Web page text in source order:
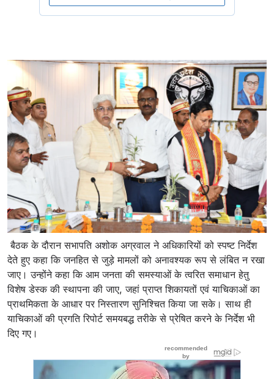
बैठक के दौरान सभापति अशोक अग्रवाल ने अधिकारियों को स्पष्ट निर्देश
देते हुए कहा कि जनहित से जुड़े मामलों को अनावश्यक रूप से लंबित न रखा
जाए। उन्होंने कहा कि आम जनता की समस्याओं के त्वरित समाधान हेतु
विशेष डेस्क की स्थापना की जाए, जहां प्राप्त शिकायतों एवं याचिकाओं का
प्राथमिकता के आधार पर निस्तारण सुनिश्चित किया जा सके। साथ ही
याचिकाओं की प्रगति रिपोर्ट समयबद्ध तरीके से प्रेषित करने के निर्देश भी
दिए गए।